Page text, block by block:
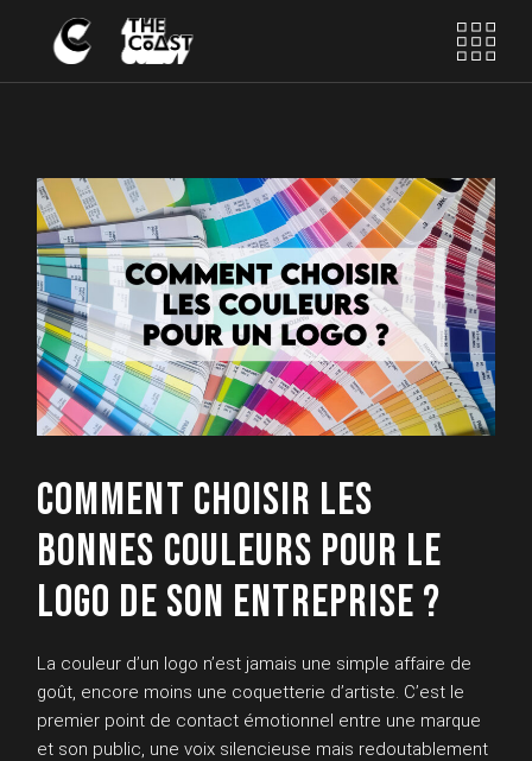
content
COMMENT CHOISIR LES
BONNES COULEURS POUR LE
LOGO DE SON ENTREPRISE ?
La couleur d’un logo n’est jamais une simple affaire de
goût, encore moins une coquetterie d’artiste. C’est le
premier point de contact émotionnel entre une marque
et son public, une voix silencieuse mais redoutablement